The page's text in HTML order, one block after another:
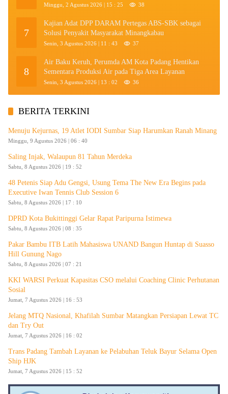
Minggu, 2 Agustus 2026 | 15 : 25 38
7
Kajian Adat DPP DARAM Pertegas ABS-SBK sebagai
Solusi Penyakit Masyarakat Minangkabau
Senin, 3 Agustus 2026 | 11 : 43 37
8
Air Baku Keruh, Perumda AM Kota Padang Hentikan
Sementara Produksi Air pada Tiga Area Layanan
Senin, 3 Agustus 2026 | 13 : 02 36
BERITA TERKINI
Menuju Kejurnas, 19 Atlet IODI Sumbar Siap Harumkan Ranah Minang
Minggu, 9 Agustus 2026 | 06 : 40
Saling Injak, Walaupun 81 Tahun Merdeka
Sabtu, 8 Agustus 2026 | 19 : 52
48 Petenis Siap Adu Gengsi, Usung Tema The New Era Begins pada
Executive Iwan Tennis Club Session 6
Sabtu, 8 Agustus 2026 | 17 : 10
DPRD Kota Bukittinggi Gelar Rapat Paripurna Istimewa
Sabtu, 8 Agustus 2026 | 08 : 35
Pakar Bambu ITB Latih Mahasiswa UNAND Bangun Huntap di Suasso
Hill Gunung Nago
Sabtu, 8 Agustus 2026 | 07 : 21
KKI WARSI Perkuat Kapasitas CSO melalui Coaching Clinic Perhutanan
Sosial
Jumat, 7 Agustus 2026 | 16 : 53
Jelang MTQ Nasional, Khafilah Sumbar Matangkan Persiapan Lewat TC
dan Try Out
Jumat, 7 Agustus 2026 | 16 : 02
Trans Padang Tambah Layanan ke Pelabuhan Teluk Bayur Selama Open
Ship HJK
Jumat, 7 Agustus 2026 | 15 : 52